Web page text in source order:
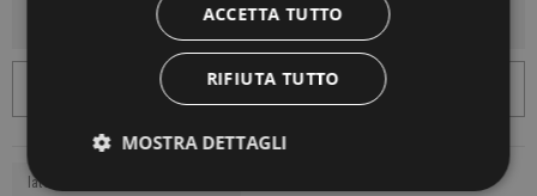
AGGIUNGI AL CARRELLO
ACCETTA TUTTO
RIFIUTA TUTTO
MOSTRA DETTAGLI